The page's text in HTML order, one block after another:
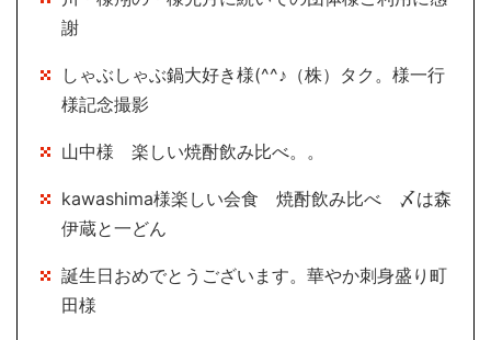
謝
しゃぶしゃぶ鍋大好き様(^^♪（株）タク。様一行
様記念撮影
山中様 楽しい焼酎飲み比べ。。
kawashima様楽しい会食 焼酎飲み比べ 〆は森
伊蔵と一どん
誕生日おめでとうございます。華やか刺身盛り町
田様